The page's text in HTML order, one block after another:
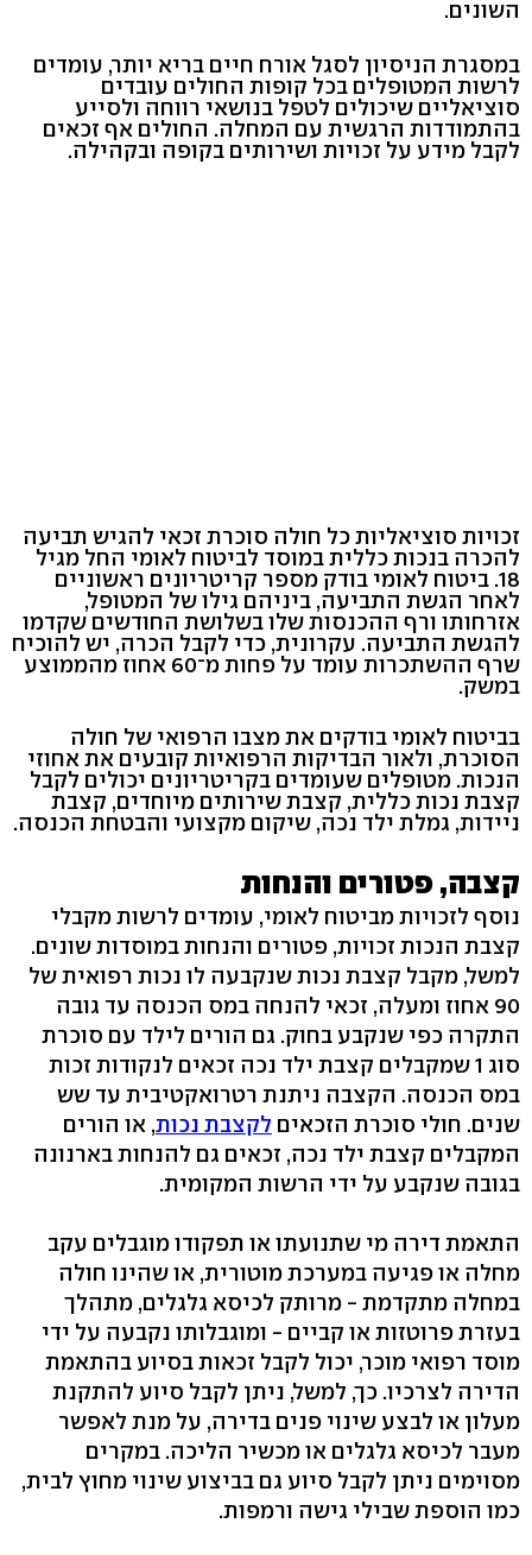
השונים.
במסגרת הניסיון לסגל אורח חיים בריא יותר, עומדים
לרשות המטופלים בכל קופות החולים עובדים
סוציאליים שיכולים לטפל בנושאי רווחה ולסייע
בהתמודדות הרגשית עם המחלה. החולים אף זכאים
לקבל מידע על זכויות ושירותים בקופה ובקהילה.
זכויות סוציאליות כל חולה סוכרת זכאי להגיש תביעה
להכרה בנכות כללית במוסד לביטוח לאומי החל מגיל
18. ביטוח לאומי בודק מספר קריטריונים ראשוניים
לאחר הגשת התביעה, ביניהם גילו של המטופל,
אזרחותו ורף ההכנסות שלו בשלושת החודשים שקדמו
להגשת התביעה. עקרונית, כדי לקבל הכרה, יש להוכיח
שרף ההשתכרות עומד על פחות מ־60 אחוז מהממוצע
במשק.
בביטוח לאומי בודקים את מצבו הרפואי של חולה
הסוכרת, ולאור הבדיקות הרפואיות קובעים את אחוזי
הנכות. מטופלים שעומדים בקריטריונים יכולים לקבל
קצבת נכות כללית, קצבת שירותים מיוחדים, קצבת
ניידות, גמלת ילד נכה, שיקום מקצועי והבטחת הכנסה.
קצבה, פטורים והנחות
נוסף לזכויות מביטוח לאומי, עומדים לרשות מקבלי
קצבת הנכות זכויות, פטורים והנחות במוסדות שונים.
למשל, מקבל קצבת נכות שנקבעה לו נכות רפואית של
90 אחוז ומעלה, זכאי להנחה במס הכנסה עד גובה
התקרה כפי שנקבע בחוק. גם הורים לילד עם סוכרת
סוג 1 שמקבלים קצבת ילד נכה זכאים לנקודות זכות
במס הכנסה. הקצבה ניתנת רטרואקטיבית עד שש
שנים. חולי סוכרת הזכאים לקצבת נכות, או הורים
המקבלים קצבת ילד נכה, זכאים גם להנחות בארנונה
בגובה שנקבע על ידי הרשות המקומית.
התאמת דירה מי שתנועתו או תפקודו מוגבלים עקב
מחלה או פגיעה במערכת מוטורית, או שהינו חולה
במחלה מתקדמת - מרותק לכיסא גלגלים, מתהלך
בעזרת פרוטזות או קביים - ומוגבלותו נקבעה על ידי
מוסד רפואי מוכר, יכול לקבל זכאות בסיוע בהתאמת
הדירה לצרכיו. כך, למשל, ניתן לקבל סיוע להתקנת
מעלון או לבצע שינוי פנים בדירה, על מנת לאפשר
מעבר לכיסא גלגלים או מכשיר הליכה. במקרים
מסוימים ניתן לקבל סיוע גם בביצוע שינוי מחוץ לבית,
כמו הוספת שבילי גישה ורמפות.